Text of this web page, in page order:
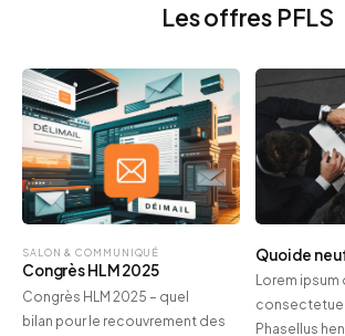
Les offres PFLS
SALON & COMMUNIQUÉ
Congrès HLM 2025
Congrès HLM 2025 – quel
bilan pour le recouvrement des
Quoi de
Lorem
Phasellus